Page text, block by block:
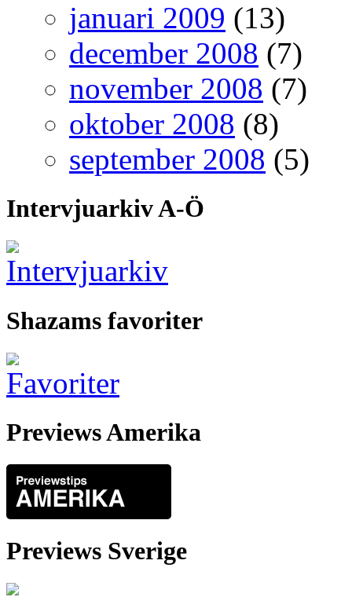
januari 2009 (13)
december 2008 (7)
november 2008 (7)
oktober 2008 (8)
september 2008 (5)
Intervjuarkiv A-Ö
Shazams favoriter
Previews Amerika
Previews Sverige